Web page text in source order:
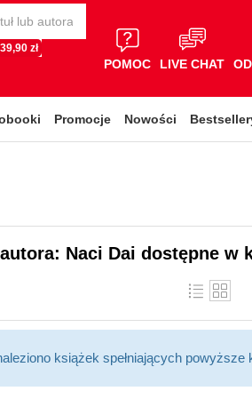
zł
POMOC LIVE CHAT
Promocje Nowości
autora: Naci Dai dostępne w
książek spełniających powyższe